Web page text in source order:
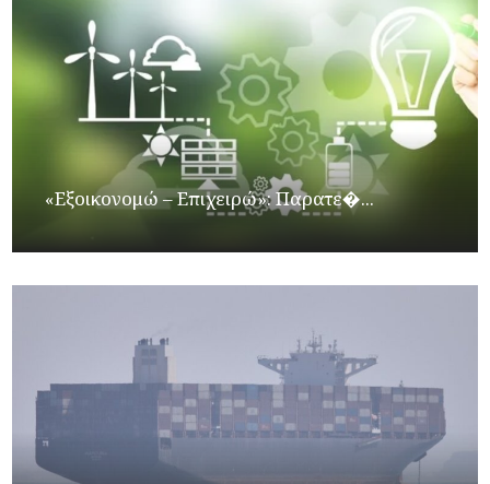
«Εξοικονομώ – Επιχειρώ»: Παρατε�...